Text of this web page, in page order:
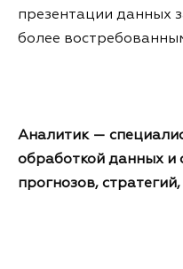
презентации данных
более
Аналитик —
обработкой данных и
прогнозов,